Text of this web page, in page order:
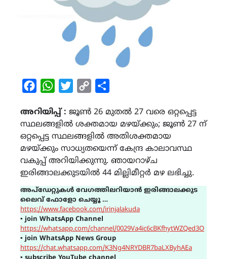
FacebookWhatsAppTwitterCopy
അറിയിപ്പ് : ജൂൺ 26 മുതൽ 27 വരെ ഒറ്റപ്പെട്ട
സ്ഥലങ്ങളിൽ ശക്തമായ മഴയ്ക്കും; ജൂൺ 27 ന്
ഒറ്റപ്പെട്ട സ്ഥലങ്ങളിൽ അതിശക്തമായ
മഴയ്ക്കും സാധ്യതയെന്ന് കേന്ദ്ര കാലാവസ്ഥ
വകുപ്പ് അറിയിക്കുന്നു. ഞായറാഴ്ച
ഇരിങ്ങാലക്കുടയിൽ 44 മില്ലിമീറ്റർ മഴ ലഭിച്ചു.
അപ്ഡേറ്റുകൾ വേഗത്തിലറിയാൻ ഇരിങ്ങാലക്കുട
ലൈവ് ഫോളോ ചെയ്യൂ …
https://www.facebook.com/irinjalakuda
▪join WhatsApp Channel
https://whatsapp.com/channel/0029Va4ic6cBKfhytWZQed3O
▪join WhatsApp News Group
https://chat.whatsapp.com/K3Ng4NRYDBR7baLXByhAEa